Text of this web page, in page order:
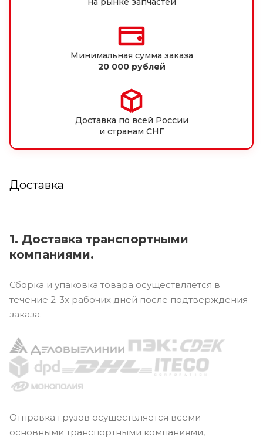
Минимальная сумма заказа
20 000 рублей
Доставка по всей России
и странам СНГ
Доставка
1. Доставка транспортными
компаниями.
Сборка и упаковка товара осуществляется в
течение 2-3х рабочих дней после подтверждения
заказа.
Отправка грузов осуществляется всеми
основными транспортными компаниями,